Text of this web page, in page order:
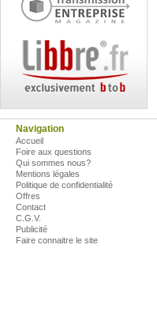
Navigation
Accueil
Foire aux questions
Qui sommes nous?
Mentions légales
Politique de confidentialité
Offres
Contact
C.G.V.
Publicité
Faire connaitre le site